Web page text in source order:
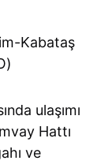
Kabataş
ulaşımı
Hattı
ve